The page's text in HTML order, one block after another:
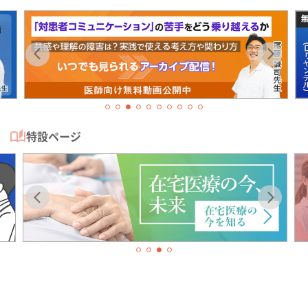
特設ページ